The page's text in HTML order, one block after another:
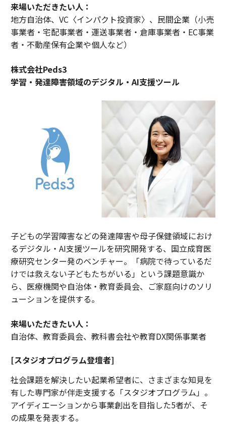
来場いただきたい人：
地方自治体、VC〈インパクト投資家〉、民間企業（小売
事業者・宅配事業者・運送事業者・倉庫事業者・EC事業
者・不動産保有企業や個人など）
株式会社Peds3
学習・発達障害領域のデジタル・AI支援ツール
子どもの学習障害などの発達障害や母子保健領域におけ
るデジタル・AI支援ツールを研究開発する、国立成育医
療研究センター発のベンチャー。「病院で待っているだ
けでは救えない子どもたちがいる」という課題意識か
ら、医療機関や自治体・教育委員会、ご家庭向けのソリ
ューションを提供する。
来場いただきたい人：
自治体、教育委員会、教科書会社や教育DX関係事業者
[スタジオプログラム登壇者]
社会課題を解決したい起業希望者に、さまざまな知見を
有した専門家が伴走支援する「スタジオプログラム」。
アイディエーションから事業創出を目指した5者が、そ
の成果を発表する。